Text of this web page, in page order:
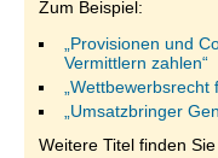
Zum Beispiel:
„Provisionen und
Vermittlern zahlen“
„Umsatzbringer
Weitere Titel finden Sie